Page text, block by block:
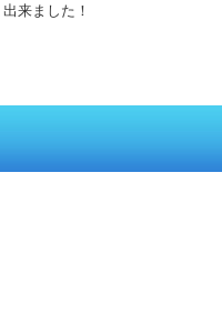
来ました！